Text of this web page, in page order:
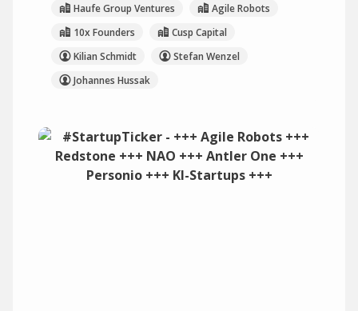
Haufe Group Ventures
Agile Robots
10x Founders
Cusp Capital
Kilian Schmidt
Stefan Wenzel
Johannes Hussak